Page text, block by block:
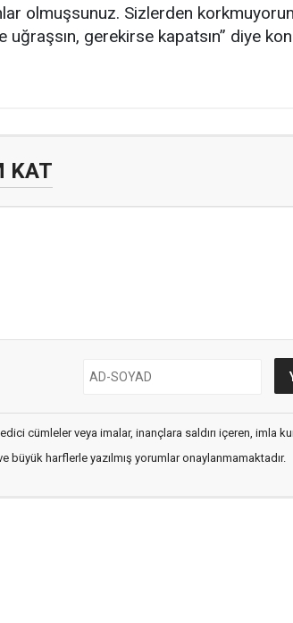
olmuşsunuz. Sizlerden
uğraşsın, gerekirse kapatsın” diye
KAT
cümleler veya imalar, inançlara saldırı içeren, imla
büyük harflerle yazılmış yorumlar onaylanmamaktadır.